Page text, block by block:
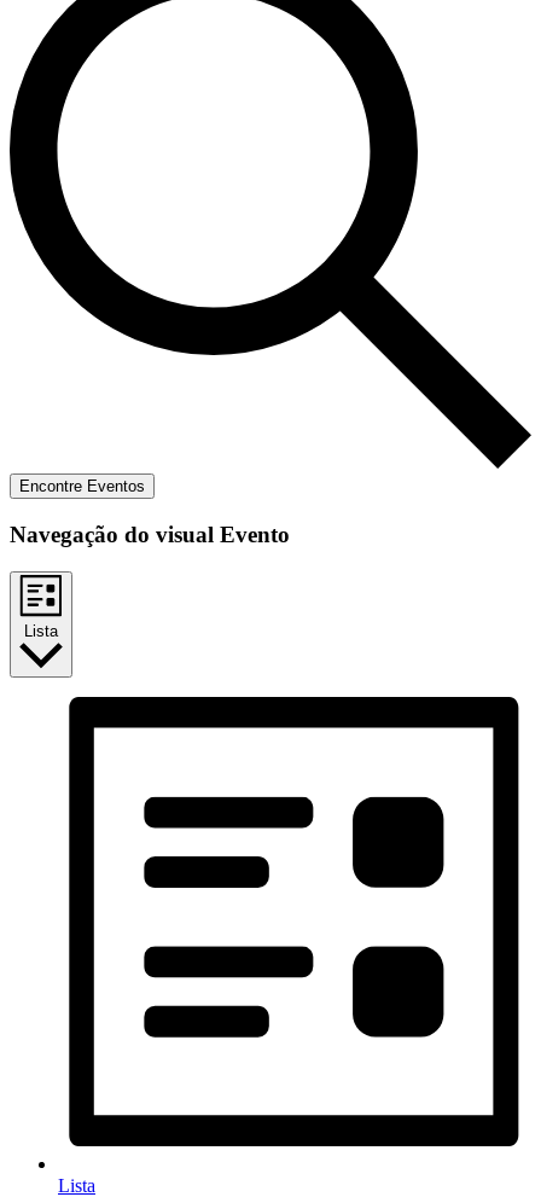
Encontre Eventos
Navegação do visual Evento
Lista
Lista